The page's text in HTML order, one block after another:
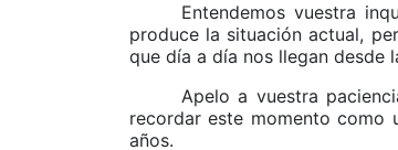
Entendemos vuestra
produce la situación actual,
que día a día nos llegan desde
Apelo a vuestra
recordar este momento como
años.